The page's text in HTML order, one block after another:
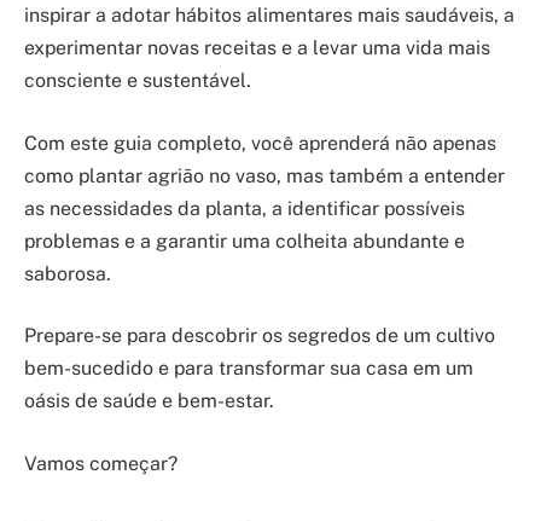
inspirar a adotar hábitos alimentares mais saudáveis, a
experimentar novas receitas e a levar uma vida mais
consciente e sustentável.
Com este guia completo, você aprenderá não apenas
como plantar agrião no vaso, mas também a entender
as necessidades da planta, a identificar possíveis
problemas e a garantir uma colheita abundante e
saborosa.
Prepare-se para descobrir os segredos de um cultivo
bem-sucedido e para transformar sua casa em um
oásis de saúde e bem-estar.
Vamos começar?